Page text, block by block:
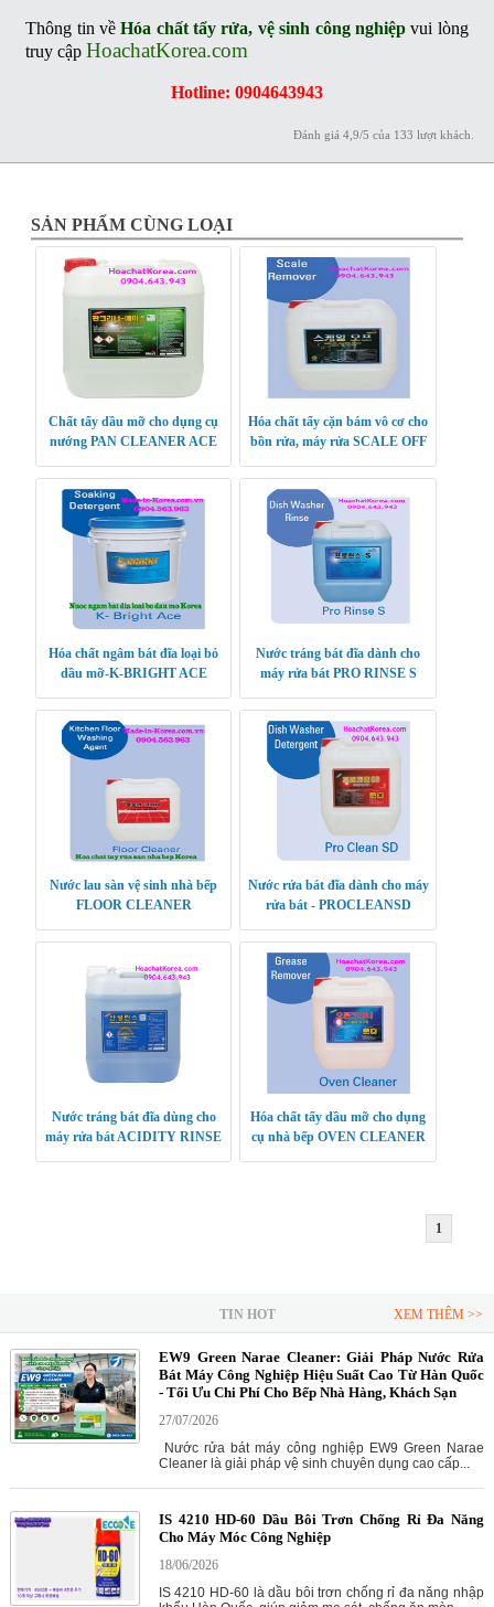
Thông tin vềHóa chất tẩy rửa, vệ sinh công nghiệpvui lòng
truy cập HoachatKorea.com
Hotline: 0904643943
Đánh giá 4,9/5 của 133 lượt khách.
SẢN PHẨM CÙNG LOẠI
Chất tẩy dầu mỡ cho dụng cụ
nướng PAN CLEANER ACE
Hóa chất tẩy cặn bám vô cơ cho
bồn rửa, máy rửa SCALE OFF
Hóa chất ngâm bát đĩa loại bỏ
dầu mỡ-K-BRIGHT ACE
Nước tráng bát đĩa dành cho
máy rửa bát PRO RINSE S
Nước lau sàn vệ sinh nhà bếp
FLOOR CLEANER
Nước rửa bát đĩa dành cho máy
rửa bát - PROCLEANSD
Nước tráng bát đĩa dùng cho
máy rửa bát ACIDITY RINSE
Hóa chất tẩy dầu mỡ cho dụng
cụ nhà bếp OVEN CLEANER
1
TIN HOT XEM THÊM >>
EW9 Green Narae Cleaner: Giải Pháp Nước Rửa
Bát Máy Công Nghiệp Hiệu Suất Cao Từ Hàn Quốc
- Tối Ưu Chi Phí Cho Bếp Nhà Hàng, Khách Sạn
27/07/2026
Nước rửa bát máy công nghiệp EW9 Green Narae
Cleaner là giải pháp vệ sinh chuyên dụng cao cấp...
IS 4210 HD-60 Dầu Bôi Trơn Chống Rỉ Đa Năng
Cho Máy Móc Công Nghiệp
18/06/2026
IS 4210 HD-60 là dầu bôi trơn chống rỉ đa năng nhập